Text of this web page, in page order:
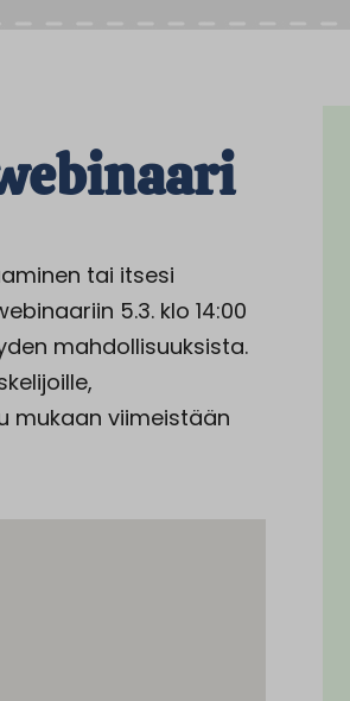
tai itsesi
5.3. klo 14:00
mahdollisuuksista.
mukaan viimeistään